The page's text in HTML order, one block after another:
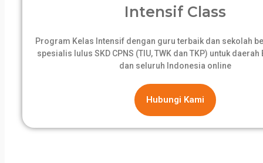
Intensif Class
Program Kelas Intensif dengan guru terbaik dan sekolah
spesialis lulus SKD CPNS (TIU, TWK dan TKP) untuk
dan seluruh Indonesia online
Hubungi Kami